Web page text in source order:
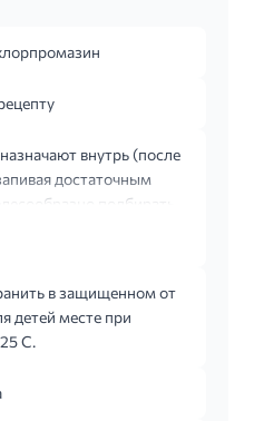
внутрь (после
достаточным
подбирать
Если
ее увеличивать.
ажитация,
Взрослые:
1-4 раза в день,
в защищенном от
детей месте при
С.